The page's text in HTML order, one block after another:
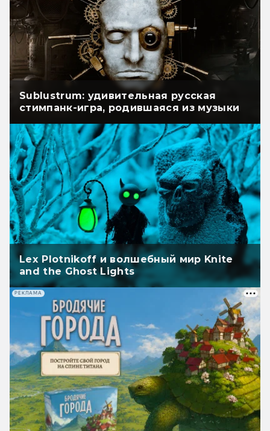
Sublustrum: удивительная русская
стимпанк-игра, родившаяся из музыки
Lex Plotnikoff и волшебный мир Knite
and the Ghost Lights
РЕКЛАМА